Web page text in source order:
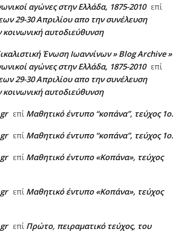
αγώνες στην Ελλάδα, 1875-2010 επί
29-30 Απριλίου απο την συνέλευση
κοινωνική αυτοδιεύθυνση
Ένωση Ιωαννίνων » Blog Archive »
αγώνες στην Ελλάδα, 1875-2010 επί
29-30 Απριλίου απο την συνέλευση
κοινωνική αυτοδιεύθυνση
επί Μαθητικό έντυπο “κοπάνα”, τεύχος 1ο.
επί Μαθητικό έντυπο “κοπάνα”, τεύχος 1ο.
επί Μαθητικό έντυπο «Κοπάνα», τεύχος
επί Μαθητικό έντυπο «Κοπάνα», τεύχος
επί Πρώτο, πειραματικό τεύχος, του